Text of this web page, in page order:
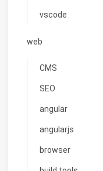
vscode
web
CMS
SEO
angular
angularjs
browser